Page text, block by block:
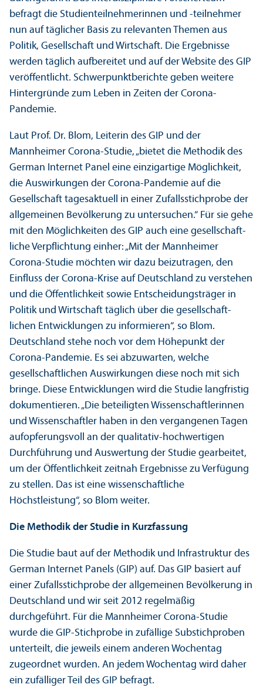
befragt die Studien­teilnehmerinnen und -teilnehmer
nun auf täglicher Basis zu relevanten Themen aus
Politik, Gesellschaft und Wirtschaft. Die Ergebnisse
werden täglich aufbereitet und auf der Website des GIP
veröffentlicht. Schwerpunktberichte geben weitere
Hintergründe zum Leben in Zeiten der Corona-
Pandemie.
Laut Prof. Dr. Blom, Leiterin des GIP und der
Mannheimer Corona-Studie, „bietet die Methodik des
German Internet Panel eine einzigartige Möglichkeit,
die Aus­wirkungen der Corona-Pandemie auf die
Gesellschaft tagesaktuell in einer Zufallsstichprobe der
allgemeinen Bevölkerung zu unter­suchen.“ Für sie gehe
mit den Möglichkeiten des GIP auch eine gesellschaft­
liche Verpflichtung einher: „Mit der Mannheimer
Corona-Studie möchten wir dazu beizutragen, den
Einfluss der Corona-Krise auf Deutschland zu verstehen
und die Öffentlichkeit sowie Entscheidungs­träger in
Politik und Wirtschaft täglich über die gesellschaft­
lichen Entwicklungen zu informieren“, so Blom.
Deutschland stehe noch vor dem Höhepunkt der
Corona-Pandemie. Es sei abzuwarten, welche
gesellschaft­lichen Aus­wirkungen diese noch mit sich
bringe. Diese Entwicklungen wird die Studie langfristig
dokumentieren. „Die beteiligten Wissenschaft­lerinnen
und Wissenschaft­ler haben in den vergangenen Tagen
aufopferungs­voll an der qualitativ-hochwertigen
Durchführung und Auswertung der Studie gearbeitet,
um der Öffentlichkeit zeitnah Ergebnisse zu Verfügung
zu stellen. Das ist eine wissenschaft­liche
Höchstleistung“, so Blom weiter.
Die Methodik der Studie in Kurzfassung
Die Studie baut auf der Methodik und Infrastruktur des
German Internet Panels (GIP) auf. Das GIP basiert auf
einer Zufallsstichprobe der allgemeinen Bevölkerung in
Deutschland und wir seit 2012 regelmäßig
durchgeführt. Für die Mannheimer Corona-Studie
wurde die GIP-Stichprobe in zufällige Substichproben
unter­teilt, die jeweils einem anderen Wochentag
zugeordnet wurden. An jedem Wochentag wird daher
ein zufälliger Teil des GIP befragt.